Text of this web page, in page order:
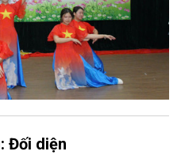
Đối diện